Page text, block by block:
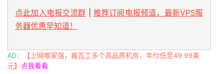
点此加入电报交流群
推荐订阅电报频道，最新VPS服
务器优惠早知道！
AD：
【上网哪家强，搬瓦工多个高品质机房，年付低至49.99美
元】
点我看看